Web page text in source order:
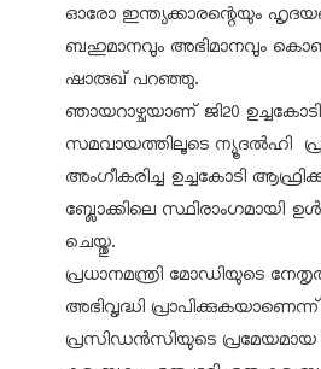
ഓരോ ഇന്ത്യക്കാരന്റെയും
ബഹുമാനവും അഭിമാനവും
ഷാരുഖ് പറഞ്ഞു.
ഞായറാഴ്ചയാണ് ജി20
സമവായത്തിലൂടെ ന്യൂദല്‍ഹി
അംഗീകരിച്ച ഉച്ചകോടി
ബ്ലോക്കിലെ സ്ഥിരാംഗമായി
ചെയ്തു.
പ്രധാനമന്ത്രി മോഡിയുടെ
അഭിവൃദ്ധി പ്രാപിക്കുകയാണെന്ന്
പ്രസിഡന്‍സിയുടെ